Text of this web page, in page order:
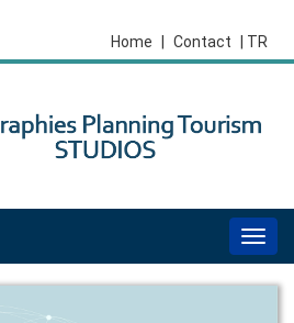
| TR
Contact
Home